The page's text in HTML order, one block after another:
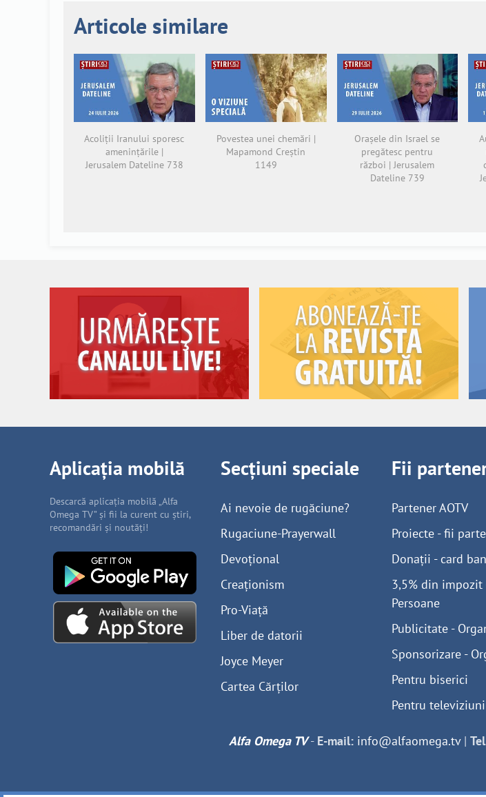
Articole similare
Acoliții Iranului sporesc
amenințările |
Jerusalem Dateline 738
Povestea unei chemări |
Mapamond Creștin
1149
Orașele din Israel se
pregătesc pentru
război | Jerusalem
Dateline 739
Aplicația mobilă
Descarcă aplicația mobilă „Alfa
Omega TV” și fii la curent cu știri,
recomandări și noutăți!
Secțiuni speciale
Ai nevoie de rugăciune?
Rugaciune-Prayerwall
Devoțional
Creaționism
Pro-Viață
Liber de datorii
Joyce Meyer
Cartea Cărților
Fii
Partener AOTV
Proiecte - fii parte
Donații - card
3,5% din impozit
Persoane
Publicitate -
Sponsorizare -
Pentru biserici
Pentru televiziuni
Alfa Omega TV- E-mail: info@alfaomega.tv|